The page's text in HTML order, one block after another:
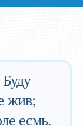
жив;
есмь.